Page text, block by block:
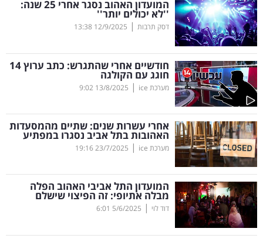
קריפטו
ויראלי
טלוויזיה
עסקי
ספורט
קריירה
ולימודים
מינויים
רייטינג
רכב
המועדון האהוב נסגר אחרי 25 שנה:
''לא יכולים יותר''
דסק תרבות |
12/9/2025
13:38
חודשיים אחרי שהתגרש: כתב ערוץ 14
חוגג עם הקולגה
מערכת ice |
13/8/2025
9:02
אחרי עשרות שנים: שתיים מהמסעדות
האהובות בתל אביב נסגרו במפתיע
מערכת ice |
23/7/2025
19:16
המועדון התל אביבי האהוב הפלה
מבלה אתיופי: זה הפיצוי שישלם
דוד לוי |
5/6/2025
6:01